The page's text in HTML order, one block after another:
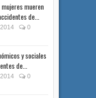
mueren
de...
0
y sociales
de...
0